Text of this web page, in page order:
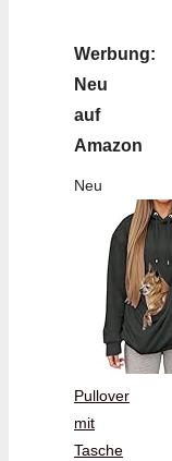
Werbung:
Neu
auf
Amazon
Neu
Pullover
mit
Tasche